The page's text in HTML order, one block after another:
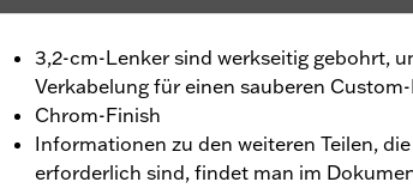
3,2-cm-Lenker sind werkseitig gebohrt,
Verkabelung für einen sauberen
Chrom-Finish
Informationen zu den weiteren Teilen,
erforderlich sind, findet man im